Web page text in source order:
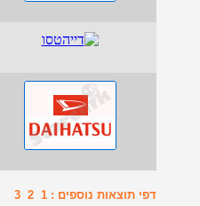
דפי תוצאות נוספים : 1